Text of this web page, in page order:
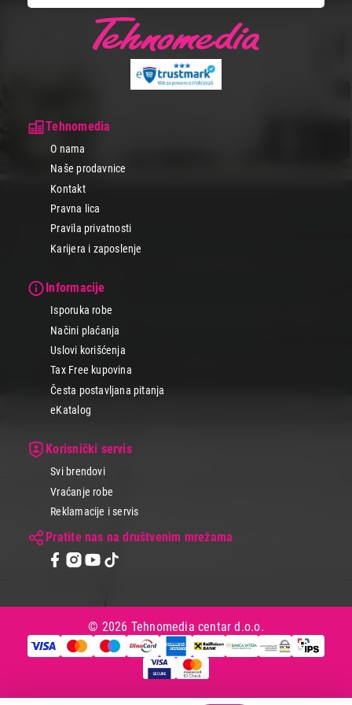
Primeni filtere
Završi kupovinu
Tehnomedia
O nama
Naše prodavnice
Kontakt
Pravna lica
Pravila privatnosti
Karijera i zaposlenje
Informacije
Isporuka robe
Načini plaćanja
Uslovi korišćenja
Tax Free kupovina
Česta postavljana pitanja
eKatalog
Korisnički servis
Svi brendovi
Vraćanje robe
Reklamacije i servis
Pratite nas na društvenim mrežama
© 2026 Tehnomedia centar d.o.o.